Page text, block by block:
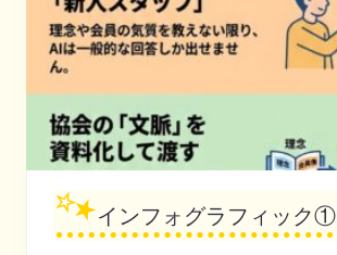
インフォグラフィック①